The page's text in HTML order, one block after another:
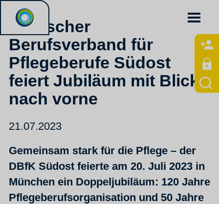
Deutscher
Berufsverband für
Pflegeberufe Südost
feiert Jubiläum mit Blick
nach vorne
21.07.2023
Gemeinsam stark für die Pflege – der
DBfK Südost feierte am 20. Juli 2023 in
München ein Doppeljubiläum: 120 Jahre
Pflegeberufsorganisation und 50 Jahre